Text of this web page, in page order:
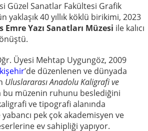
Güzel Sanatlar Fakültesi Grafik
yaklaşık 40 yıllık köklü birikimi, 2023
Emre Yazı Sanatları Müzesi ile kalıcı
Üyesi Mehtap Uygungöz, 2009
’de düzenlenen ve dünyada
Uluslararası Anadolu Kaligrafi ve
bu müzenin ruhunu beslediğini
ve tipografi alanında
pek çok akademisyen ve
ev sahipliği yapıyor.